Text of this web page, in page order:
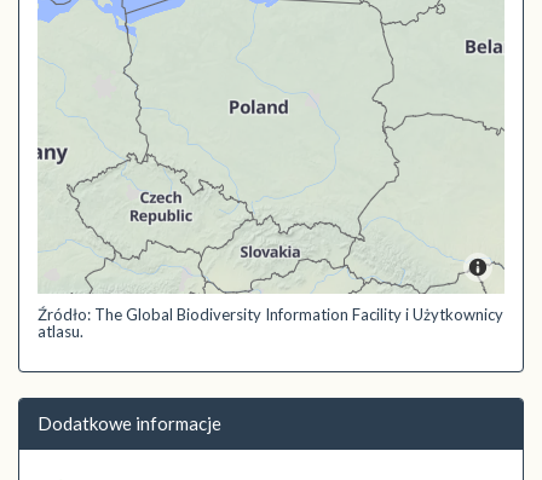
Źródło: The Global Biodiversity Information Facility i Użytkownicy
atlasu.
Dodatkowe informacje